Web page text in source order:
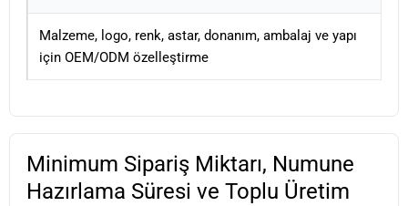
Malzeme, logo, renk, astar, donanım, ambalaj ve yapı
için OEM/ODM özelleştirme
Minimum Sipariş Miktarı, Numune
Hazırlama Süresi ve Toplu Üretim